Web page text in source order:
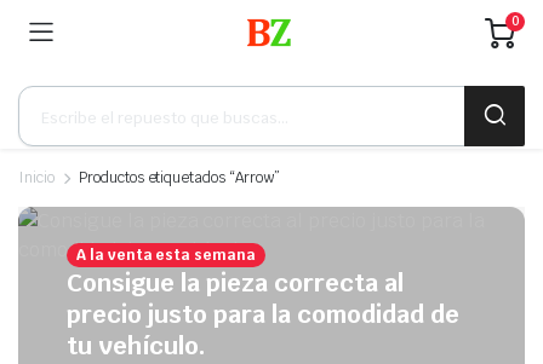
0
Búsqueda
productos
Inicio Productos etiquetados “Arrow”
A la venta esta semana
Consigue la pieza correcta al
precio justo para la comodidad de
tu vehículo.